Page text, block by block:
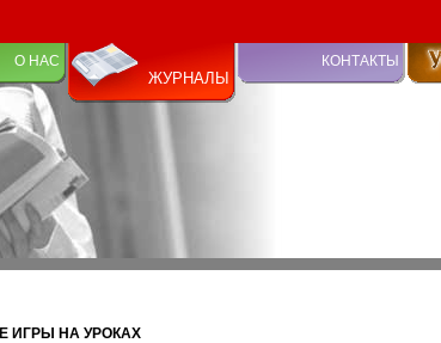
О НАС
ЖУРНАЛЫ
КОНТАКТЫ
ИГРЫ НА УРОКАХ